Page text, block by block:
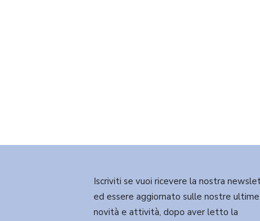
Iscriviti se vuoi ricevere la nostra
ed essere aggiornato sulle nostre ultime
novità e attività, dopo aver letto la